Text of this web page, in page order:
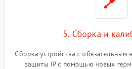
5. Сборка и
Сборка устройства с обязательным
защиты IP с помощью новых